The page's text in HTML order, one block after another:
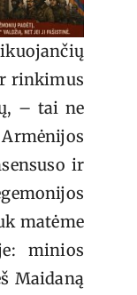
rinkimus
– tai ne
ir
matėme
minios
Maidaną